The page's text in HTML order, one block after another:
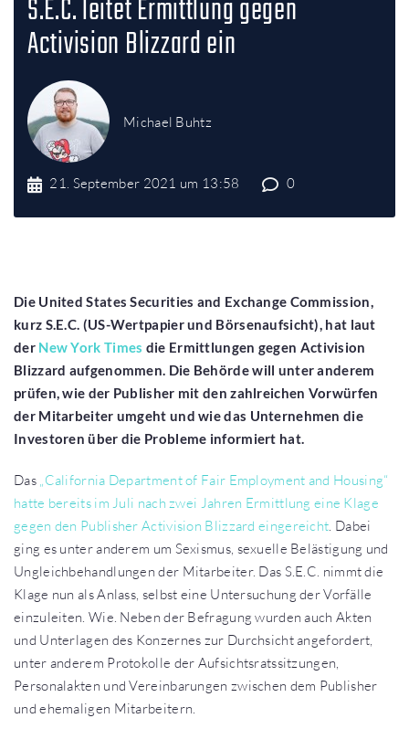
S.E.C. leitet Ermittlung gegen
Activision Blizzard ein
Michael Buhtz
21. September 2021 um 13:58 0
Die United States Securities and Exchange Commission,
kurz S.E.C. (US-Wertpapier und Börsenaufsicht), hat laut
der New York Times die Ermittlungen gegen Activision
Blizzard aufgenommen. Die Behörde will unter anderem
prüfen, wie der Publisher mit den zahlreichen Vorwürfen
der Mitarbeiter umgeht und wie das Unternehmen die
Investoren über die Probleme informiert hat.
Das „California Department of Fair Employment and Housing“
hatte bereits im Juli nach zwei Jahren Ermittlung eine Klage
gegen den Publisher Activision Blizzard eingereicht. Dabei
ging es unter anderem um Sexismus, sexuelle Belästigung und
Ungleichbehandlungen der Mitarbeiter. Das S.E.C. nimmt die
Klage nun als Anlass, selbst eine Untersuchung der Vorfälle
einzuleiten. Wie. Neben der Befragung wurden auch Akten
und Unterlagen des Konzernes zur Durchsicht angefordert,
unter anderem Protokolle der Aufsichtsratssitzungen,
Personalakten und Vereinbarungen zwischen dem Publisher
und ehemaligen Mitarbeitern.